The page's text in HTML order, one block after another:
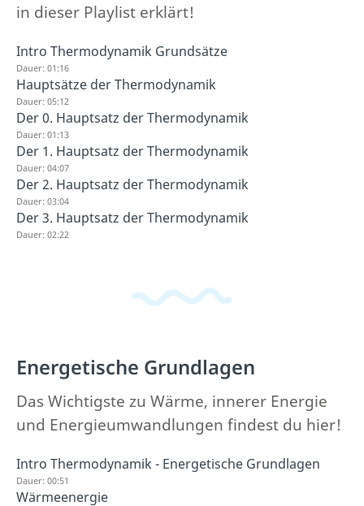
in dieser Playlist erklärt!
Intro Thermodynamik Grundsätze
Dauer: 01:16
Hauptsätze der Thermodynamik
Dauer: 05:12
Der 0. Hauptsatz der Thermodynamik
Dauer: 01:13
Der 1. Hauptsatz der Thermodynamik
Dauer: 04:07
Der 2. Hauptsatz der Thermodynamik
Dauer: 03:04
Der 3. Hauptsatz der Thermodynamik
Dauer: 02:22
Energetische Grundlagen
Das Wichtigste zu Wärme, innerer Energie
und Energieumwandlungen findest du hier!
Intro Thermodynamik - Energetische Grundlagen
Dauer: 00:51
Wärmeenergie